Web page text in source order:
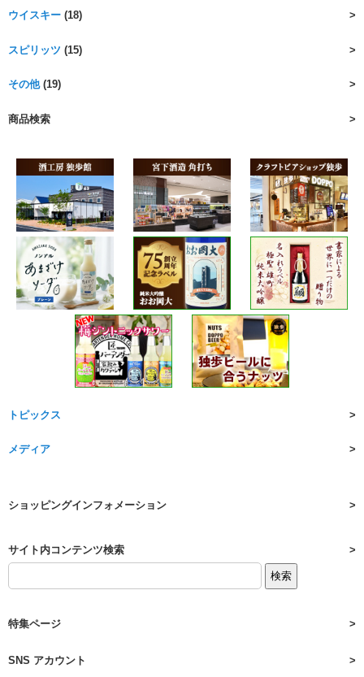
ウイスキー (18)
スピリッツ (15)
その他(19)
商品検索
トピックス
メディア
ショッピングインフォメーション
サイト内コンテンツ検索
特集ページ
SNS アカウント